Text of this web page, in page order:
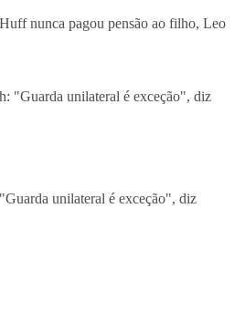
nunca pagou pensão ao filho, Leo
unilateral é exceção", diz